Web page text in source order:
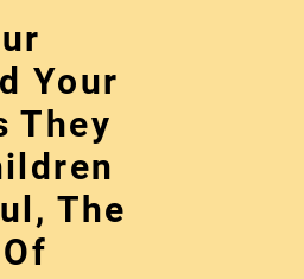
Your
They
The